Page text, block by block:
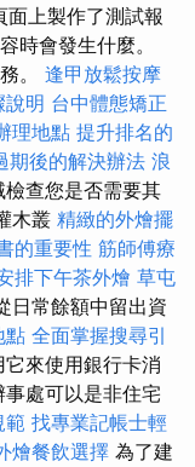
面上製作了測試報
時會發生什麼。
。 逢甲放鬆按摩
說明 台中體態矯正
理地點 提升排名的
期後的解決辦法 浪
查您是否需要其
木叢 精緻的外燴擺
的重要性 筋師傅療
排下午茶外燴 草屯
日常餘額中留出資
點 全面掌握搜尋引
來使用銀行卡消
處可以是非住宅
範 找專業記帳士輕
燴餐飲選擇 為了建